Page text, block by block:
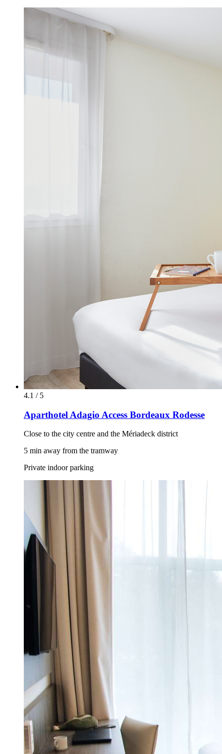
4.1 / 5
Aparthotel Adagio Access Bordeaux Rodesse
Close to the city centre and the Mériadeck district
5 min away from the tramway
Private indoor parking